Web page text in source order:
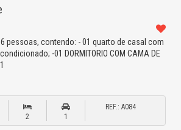
pessoas, contendo: - 01 quarto de casal com
-01 DORMITORIO COM CAMA DE
2 1
REF.: A084